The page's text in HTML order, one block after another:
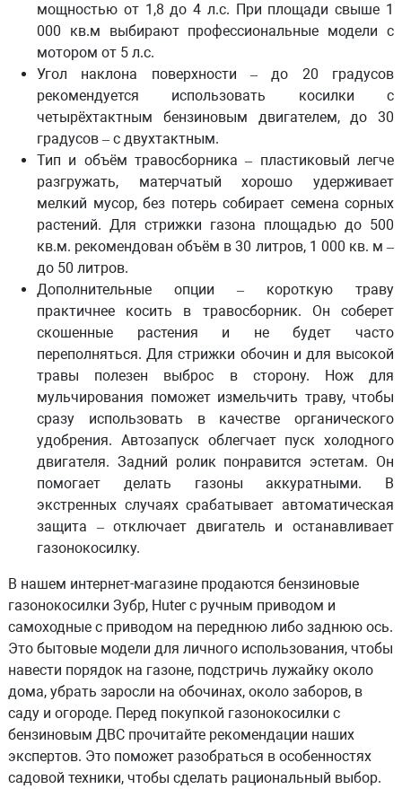
мощностью от 1,8 до 4 л.с. При площади свыше 1
000 кв.м выбирают профессиональные модели с
мотором от 5 л.с.
Угол наклона поверхности – до 20 градусов
рекомендуется использовать косилки с
четырёхтактным бензиновым двигателем, до 30
градусов – с двухтактным.
Тип и объём травосборника – пластиковый легче
разгружать, матерчатый хорошо удерживает
мелкий мусор, без потерь собирает семена сорных
растений. Для стрижки газона площадью до 500
кв.м. рекомендован объём в 30 литров, 1 000 кв. м –
до 50 литров.
Дополнительные опции – короткую траву
практичнее косить в травосборник. Он соберет
скошенные растения и не будет часто
переполняться. Для стрижки обочин и для высокой
травы полезен выброс в сторону. Нож для
мульчирования поможет измельчить траву, чтобы
сразу использовать в качестве органического
удобрения. Автозапуск облегчает пуск холодного
двигателя. Задний ролик понравится эстетам. Он
помогает делать газоны аккуратными. В
экстренных случаях срабатывает автоматическая
защита – отключает двигатель и останавливает
газонокосилку.
В нашем интернет-магазине продаются бензиновые
газонокосилки Зубр, Huter с ручным приводом и
самоходные с приводом на переднюю либо заднюю ось.
Это бытовые модели для личного использования, чтобы
навести порядок на газоне, подстричь лужайку около
дома, убрать заросли на обочинах, около заборов, в
саду и огороде. Перед покупкой газонокосилки с
бензиновым ДВС прочитайте рекомендации наших
экспертов. Это поможет разобраться в особенностях
садовой техники, чтобы сделать рациональный выбор.